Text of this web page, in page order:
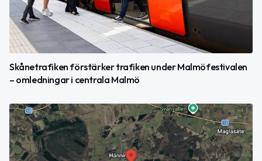
Skånetrafiken förstärker trafiken under Malmöfestivalen
– omledningar i centrala Malmö